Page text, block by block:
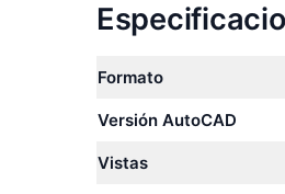
Formato
Versión AutoCAD
Vistas